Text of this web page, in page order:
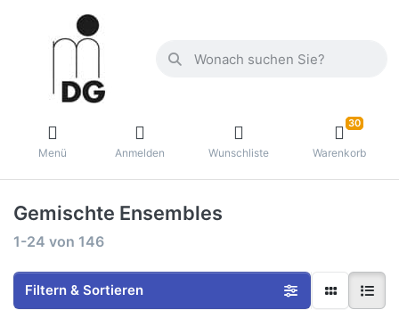
Menü Anmelden Wunschliste
30
Warenkorb
Gemischte Ensembles
1-24 von 146
Filtern & Sortieren